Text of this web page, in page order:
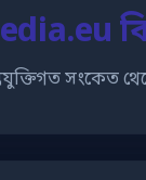
সংকেত